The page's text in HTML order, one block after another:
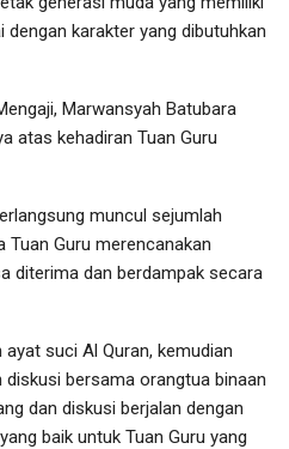
karakter yang dibutuhkan
Marwansyah Batubara
atas kehadiran Tuan Guru
muncul sejumlah
Tuan Guru merencanakan
diterima dan berdampak secara
suci Al Quran, kemudian
bersama orangtua binaan
dan diskusi berjalan dengan
baik untuk Tuan Guru yang